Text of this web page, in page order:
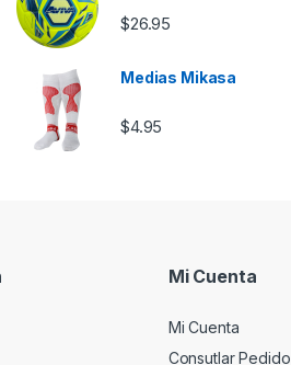
$26.95
Medias Mikasa
$4.95
Mi Cuenta
Mi Cuenta
Consutlar Pedido